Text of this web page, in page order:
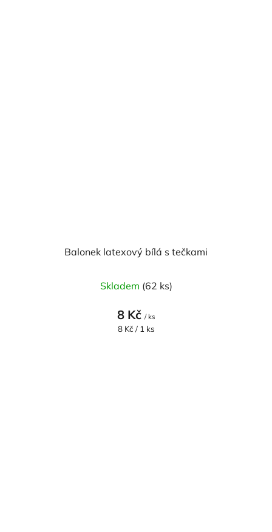
Balonek latexový bílá s tečkami
Skladem (62 ks)
8 Kč / ks
Měrná
8 Kč / 1 ks